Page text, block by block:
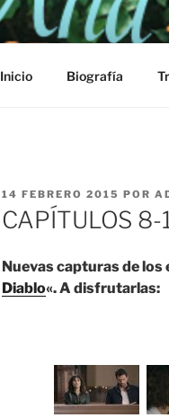
Inicio Biografía
PUBLICADO
EL
14 FEBRERO 2015 POR
CAPÍTULOS 8-
Nuevas capturas de los
Diablo«. A disfrutarlas: